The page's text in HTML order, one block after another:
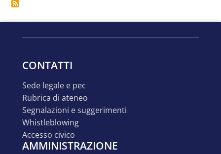
CONTATTI
sede legale e pec
rubrica di ateneo
segnalazioni e suggerimenti
whistleblowing
accesso civico
AMMINISTRAZIONE